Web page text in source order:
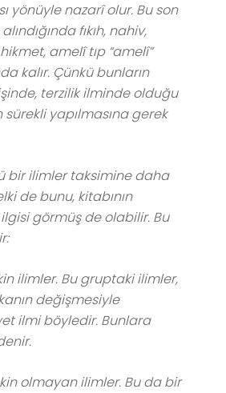
yönüyle nazarî olur. Bu son
fıkıh, nahiv,
amelî tıp “amelî”
kalır. Çünkü bunların
terzilik ilminde olduğu
yapılmasına gerek
bir ilimler taksimine daha
de bunu, kitabının
görmüş de olabilir. Bu
ilimler. Bu gruptaki ilimler,
değişmesiyle
ilmi böyledir. Bunlara
olmayan ilimler. Bu da bir